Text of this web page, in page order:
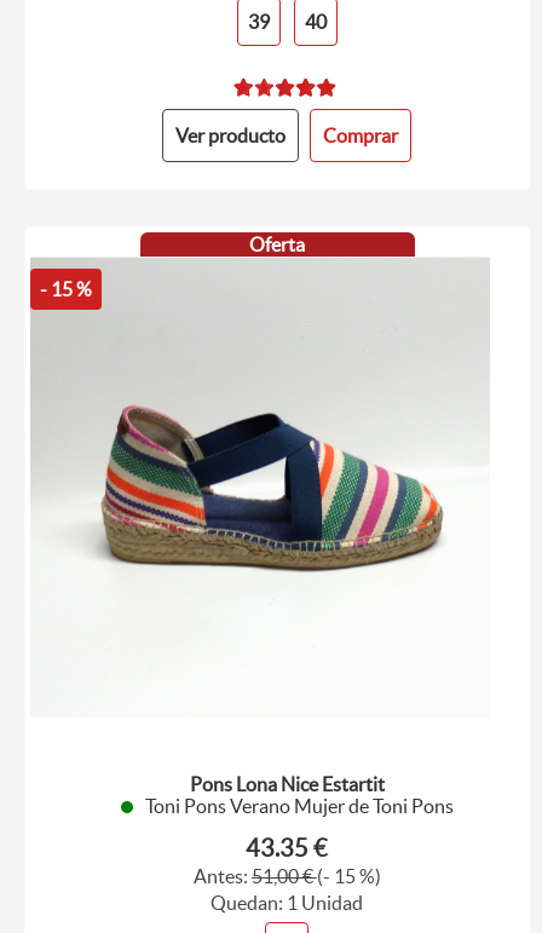
39
40
Ver producto Comprar
Oferta
- 15 %
Pons Lona Nice Estartit
Toni Pons Verano Mujer de Toni Pons
43.35 €
Antes:51,00 €(- 15 %)
Quedan: 1 Unidad